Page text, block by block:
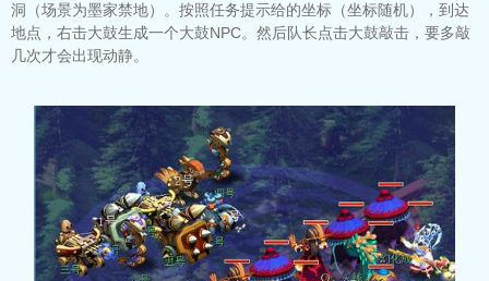
洞（场景为墨家禁地）。按照任务提示给的坐标（坐标随机），到达
地点，右击大鼓生成一个大鼓NPC。然后队长点击大鼓敲击，要多敲
几次才会出现动静。